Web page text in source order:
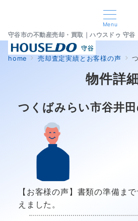
Menu
守谷市の不動産売却・買取｜ハウスドゥ 守谷
home 売却査定実績とお客様の声
物件詳
つくばみらい市谷井
【お客様の声】書類の準備ま
えました。